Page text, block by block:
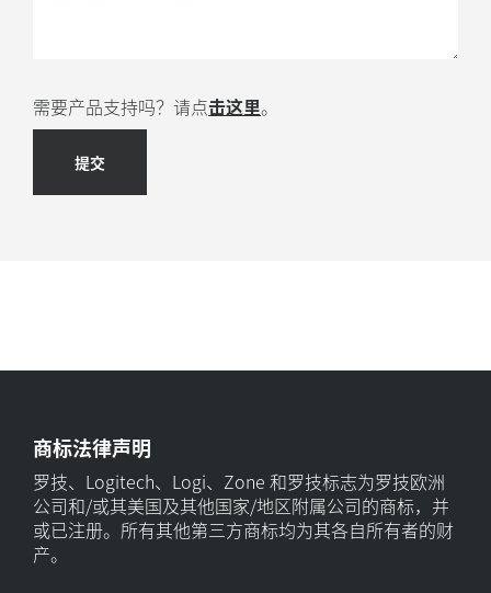
需要产品支持吗？请点击这里。
提交
商标法律声明
罗技、Logitech、Logi、Zone 和罗技标志为罗技欧洲
公司和/或其美国及其他国家/地区附属公司的商标，并
或已注册。所有其他第三方商标均为其各自所有者的财
产。